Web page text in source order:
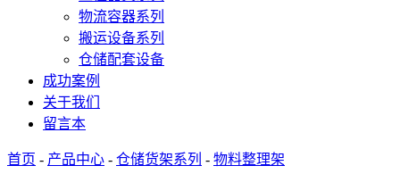
物流容器系列
搬运设备系列
仓储配套设备
成功案例
关于我们
留言本
首页 - 产品中心 - 仓储货架系列 - 物料整理架